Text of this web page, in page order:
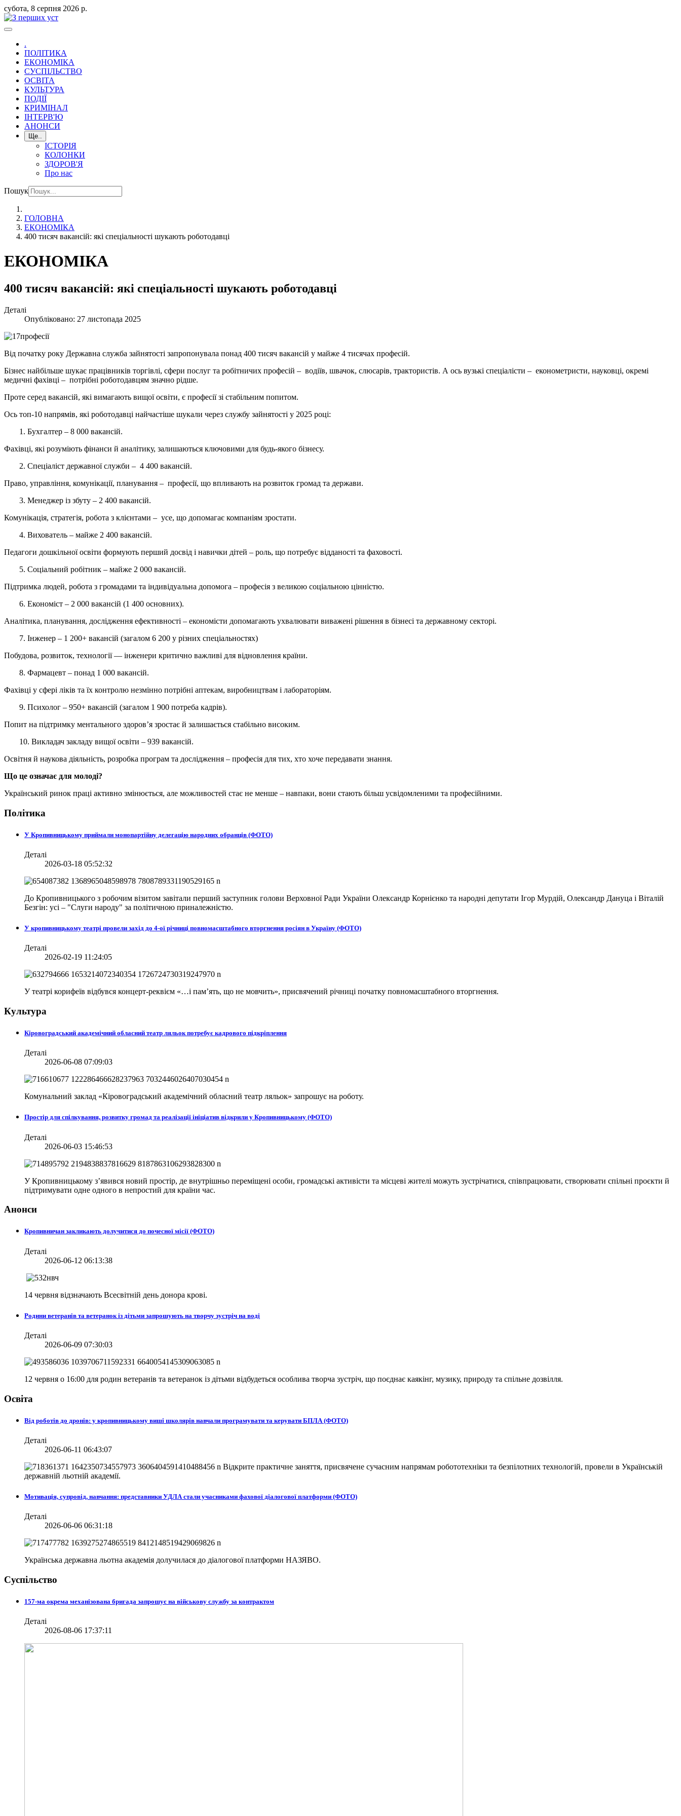
субота, 8 серпня 2026 р.
.
ПОЛІТИКА
ЕКОНОМІКА
СУСПІЛЬСТВО
ОСВІТА
КУЛЬТУРА
ПОДІЇ
КРИМІНАЛ
ІНТЕРВ'Ю
АНОНСИ
Ще..
ІСТОРІЯ
КОЛОНКИ
ЗДОРОВ'Я
Про нас
Пошук
ГОЛОВНА
ЕКОНОМІКА
400 тисяч вакансій: які спеціальності шукають роботодавці
ЕКОНОМІКА
400 тисяч вакансій: які спеціальності шукають роботодавці
Деталі
Опубліковано: 27 листопада 2025
Від початку року Державна служба зайнятості запропонувала понад 400 тисяч вакансій у майже 4 тисячах професій.
Бізнес найбільше шукає працівників торгівлі, сфери послуг та робітничих професій – водіїв, швачок, слюсарів, трактористів. А ось вузькі спеціалісти – економетристи, науковці, окремі
медичні фахівці – потрібні роботодавцям значно рідше.
Проте серед вакансій, які вимагають вищої освіти, є професії зі стабільним попитом.
Ось топ-10 напрямів, які роботодавці найчастіше шукали через службу зайнятості у 2025 році:
1. Бухгалтер – 8 000 вакансій.
Фахівці, які розуміють фінанси й аналітику, залишаються ключовими для будь-якого бізнесу.
2. Спеціаліст державної служби – 4 400 вакансій.
Право, управління, комунікації, планування – професії, що впливають на розвиток громад та держави.
3. Менеджер із збуту – 2 400 вакансій.
Комунікація, стратегія, робота з клієнтами – усе, що допомагає компаніям зростати.
4. Вихователь – майже 2 400 вакансій.
Педагоги дошкільної освіти формують перший досвід і навички дітей – роль, що потребує відданості та фаховості.
5. Соціальний робітник – майже 2 000 вакансій.
Підтримка людей, робота з громадами та індивідуальна допомога – професія з великою соціальною цінністю.
6. Економіст – 2 000 вакансій (1 400 основних).
Аналітика, планування, дослідження ефективності – економісти допомагають ухвалювати виважені рішення в бізнесі та державному секторі.
7. Інженер – 1 200+ вакансій (загалом 6 200 у різних спеціальностях)
Побудова, розвиток, технології — інженери критично важливі для відновлення країни.
8. Фармацевт – понад 1 000 вакансій.
Фахівці у сфері ліків та їх контролю незмінно потрібні аптекам, виробництвам і лабораторіям.
9. Психолог – 950+ вакансій (загалом 1 900 потреба кадрів).
Попит на підтримку ментального здоров’я зростає й залишається стабільно високим.
10. Викладач закладу вищої освіти – 939 вакансій.
Освітня й наукова діяльність, розробка програм та дослідження – професія для тих, хто хоче передавати знання.
Що це означає для молоді?
Український ринок праці активно змінюється, але можливостей стає не менше – навпаки, вони стають більш усвідомленими та професійними.
Політика
У Кропивницькому приймали монопартійну делегацію народних обранців (ФОТО)
Деталі
2026-03-18 05:52:32
До Кропивницького з робочим візитом завітали перший заступник голови Верховної Ради України Олександр Корнієнко та народні депутати Ігор Мурдій, Олександр Дануца і Віталій
Безгін: усі – "Слуги народу" за політичною приналежністю.
У кропивницькому театрі провели захід до 4-ої річниці повномасштабного вторгнення росіян в Україну (ФОТО)
Деталі
2026-02-19 11:24:05
У театрі корифеїв відбувся концерт-реквієм «…і пам’ять, що не мовчить», присвячений річниці початку повномасштабного вторгнення.
Культура
Кіровоградський академічний обласний театр ляльок потребує кадрового підкріплення
Деталі
2026-06-08 07:09:03
Комунальний заклад «Кіровоградський академічний обласний театр ляльок» запрошує на роботу.
Простір для спілкування, розвитку громад та реалізації ініціатив відкрили у Кропивницькому (ФОТО)
Деталі
2026-06-03 15:46:53
У Кропивницькому з’явився новий простір, де внутрішньо переміщені особи, громадські активісти та місцеві жителі можуть зустрічатися, співпрацювати, створювати спільні проєкти й
підтримувати одне одного в непростий для країни час.
Анонси
Кропивничан закликають долучитися до почесної місії (ФОТО)
Деталі
2026-06-12 06:13:38
14 червня відзначають Всесвітній день донора крові.
Родини ветеранів та ветеранок із дітьми запрошують на творчу зустріч на воді
Деталі
2026-06-09 07:30:03
12 червня о 16:00 для родин ветеранів та ветеранок із дітьми відбудеться особлива творча зустріч, що поєднає каякінг, музику, природу та спільне дозвілля.
Освіта
Від роботів до дронів: у кропивницькому виші школярів навчали програмувати та керувати БПЛА (ФОТО)
Деталі
2026-06-11 06:43:07
Відкрите практичне заняття, присвячене сучасним напрямам робототехніки та безпілотних технологій, провели в Українській
державній льотній академії.
Мотивація, супровід, навчання: представники УДЛА стали учасниками фахової діалогової платформи (ФОТО)
Деталі
2026-06-06 06:31:18
Українська державна льотна академія долучилася до діалогової платформи НАЗЯВО.
Суспільство
157-ма окрема механізована бригада запрошує на військову службу за контрактом
Деталі
2026-08-06 17:37:11